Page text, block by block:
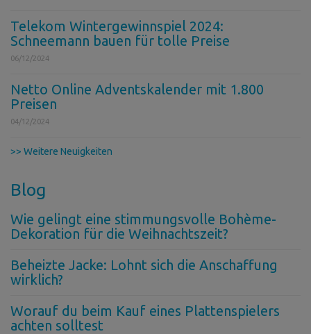
Telekom Wintergewinnspiel 2024:
Schneemann bauen für tolle Preise
06/12/2024
Netto Online Adventskalender mit 1.800
Preisen
04/12/2024
>> Weitere Neuigkeiten
Blog
Wie gelingt eine stimmungsvolle Bohème-
Dekoration für die Weihnachtszeit?
Beheizte Jacke: Lohnt sich die Anschaffung
wirklich?
Worauf du beim Kauf eines Plattenspielers
achten solltest